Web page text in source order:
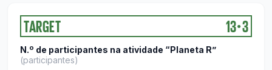
TARGET 13●3
N.º de participantes na atividade “Planeta R”
(participantes)